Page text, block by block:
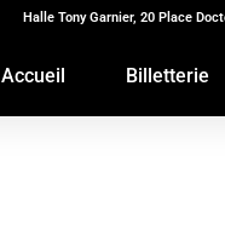
Halle Tony Garnier, 20 Place
Accueil Billetterie